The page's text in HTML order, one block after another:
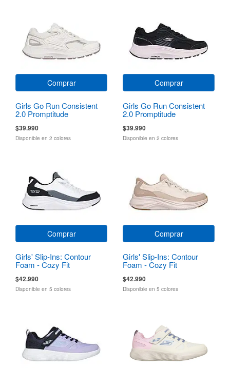
Comprar
Girls Go Run Consistent
2.0 Promptitude
$39.990
Disponible en 2 colores
Comprar
Girls Go Run Consistent
2.0 Promptitude
$39.990
Disponible en 2 colores
Comprar
Girls' Slip-Ins: Contour
Foam - Cozy Fit
$42.990
Disponible en 5 colores
Comprar
Girls' Slip-Ins: Contour
Foam - Cozy Fit
$42.990
Disponible en 5 colores